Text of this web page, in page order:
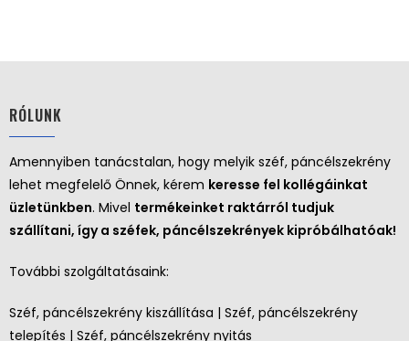
RÓLUNK
Amennyiben tanácstalan, hogy melyik széf, páncélszekrény
lehet megfelelő Önnek, kérem keresse fel kollégáinkat
üzletünkben. Mivel termékeinket raktárról tudjuk
szállítani, így a széfek, páncélszekrények kipróbálhatóak!
További szolgáltatásaink:
Széf, páncélszekrény kiszállítása | Széf, páncélszekrény
telepítés | Széf, páncélszekrény nyitás